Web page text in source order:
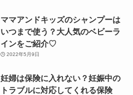
ママアンドキッズのシャンプーは
いつまで使う？大人気のベビーラ
インをご紹介♡
2022年5月9日
妊婦は保険に入れない？妊娠中の
トラブルに対応してくれる保険